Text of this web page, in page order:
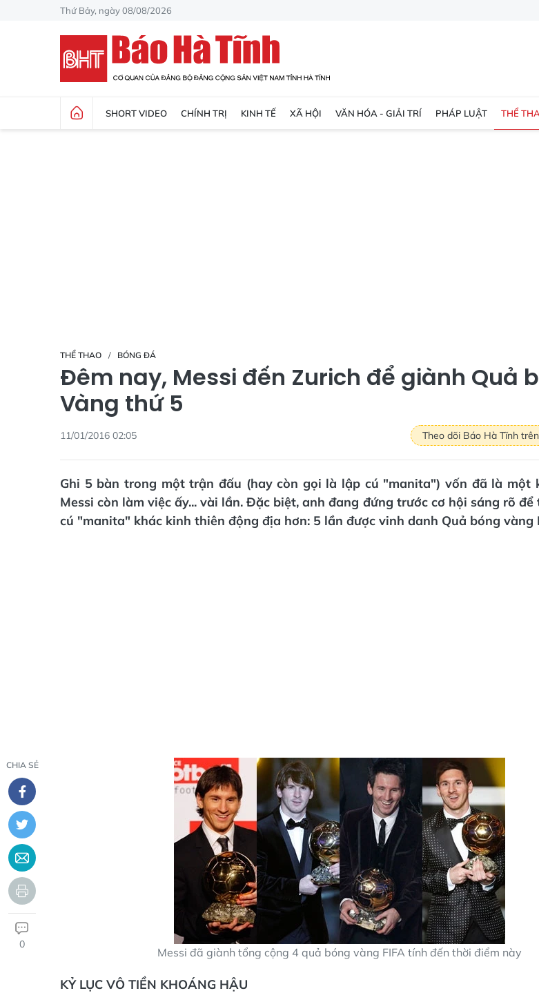
Thứ Bảy, ngày 08/08/2026
SHORT VIDEO CHÍNH TRỊ KINH TẾ XÃ HỘI VĂN HÓA - GIẢI TRÍ PHÁP LUẬT THỂ
THỂ THAO BÓNG ĐÁ
Đêm nay, Messi đến Zurich để giành Quả
Vàng thứ 5
11/01/2016 02:05 Theo dõi Báo Hà Tĩnh trên
Ghi 5 bàn trong một trận đấu (hay còn gọi là lập cú "manita") vốn đã là một
Messi còn làm việc ấy... vài lần. Đặc biệt, anh đang đứng trước cơ hội sáng rõ
cú "manita" khác kinh thiên động địa hơn: 5 lần được vinh danh Quả bóng vàng
CHIA SẺ
0
Messi đã giành tổng cộng 4 quả bóng vàng FIFA tính đến thời điểm này
KỶ LỤC VÔ TIỀN KHOÁNG HẬU